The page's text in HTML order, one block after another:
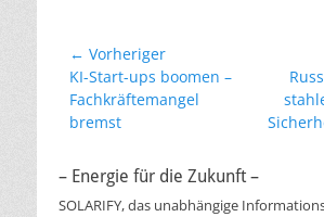
Beitragsnavigation
← Vorheriger
Vorheriger
Beitrag:
KI-Start-ups boomen –
Fachkräftemangel
bremst
Nächster
Beitrag:
– Energie für die Zukunft –
SOLARIFY, das unabhängige